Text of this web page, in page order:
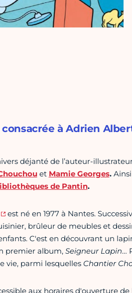
à Adrien
déjanté de l’auteur-
et Mamie Georges.Ainsi
de Pantin.
est né en 1977 à Nantes.
brûleur de meubles et
C'est en découvrant un
premier album, Seigneur Lapin…
vie, parmi lesquelles Chantier
aux horaires d'ouverture de